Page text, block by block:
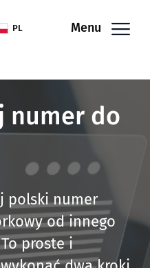
PL Menu
numer do
polski numer
od innego
proste i